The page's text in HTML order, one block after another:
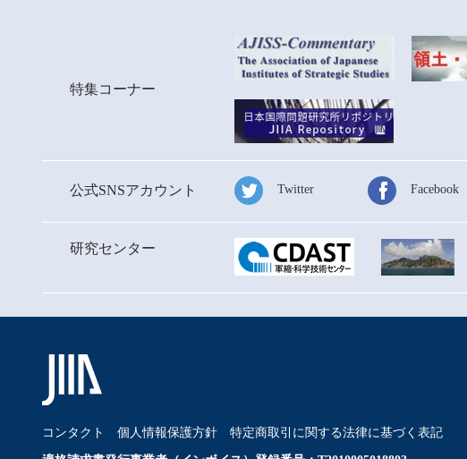
特集コーナー
公式SNSアカウント Twitter Facebook
研究センター
コンタクト 個人情報保護方針 特定商取引に関する法律に基づく表記